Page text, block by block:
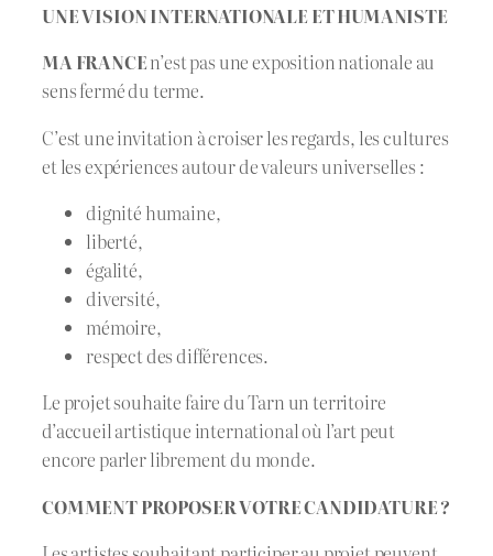
UNE VISION INTERNATIONALE ET HUMANISTE
MA FRANCEn’est pas une exposition nationale au
sens fermé du terme.
C’est une invitation à croiser les regards, les cultures
et les expériences autour de valeurs universelles :
dignité humaine,
liberté,
égalité,
diversité,
mémoire,
respect des différences.
Le projet souhaite faire du Tarn un territoire
d’accueil artistique international où l’art peut
encore parler librement du monde.
COMMENT PROPOSER VOTRE CANDIDATURE ?